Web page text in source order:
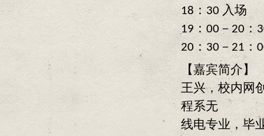
18：30 入场
19：00－20：
20：30－21：
【嘉宾简介】
王兴，校内网
程系无
线电专业，毕